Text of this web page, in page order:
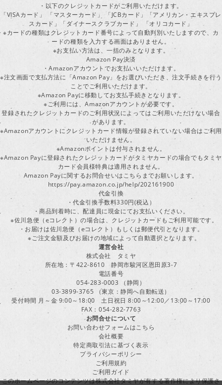
・以下のクレジットカードがご利用いただけます。
「VISAカード」 「マスターカード」 「JCBカード」「アメリカン・エキスプレ
スカード」「ダイナースクラブカード」 「オリコカード」
※カードの種類はクレジットカード番号によって自動判別いたしますので、カ
ードの種類を入力する画面はありません。
※お支払い方法は、一括のみとなります。
Amazon Pay決済
・Amazonアカウントでお支払いいただけます。
※注文画面で支払方法に「Amazon Pay」をお選びいただき、注文手続きを行う
ことでご利用いただけます。
※Amazon Payに移動してお支払手続きとなります。
※ご利用には、Amazonアカウントが必要です。
登録されたクレジットカードのご利用状況によってはご利用いただけない場合
があります。
※Amazonアカウントにクレジットカード情報が登録されていない場合はご利用
いただけません。
※Amazonポイントは付与されません。
※Amazon Payに登録されたクレジットカードがタミヤカードの場合でもタミヤ
カード会員様特典は適用されません。
Amazon Payに関するお問合せいはこちらまでお願いします。
https://pay.amazon.co.jp/help/202161900
代金引換
・代金引換手数料330円(税込）
・商品到着時に、配達員に現金にてお支払いください。
※佐川急便（eコレクト）の場合は、クレジットカードもご利用可能です。
・お届けは佐川急便（eコレクト）もしくは郵便代引となります。
※ご注文金額及びお届けの地域によって自動選択となります。
運営会社
株式会社 タミヤ
所在地：〒422-8610 静岡市駿河区恩田原3-7
電話番号
054-283-0003 （静岡）
03-3899-3765 （東京：静岡へ自動転送）
受付時間 月～金 9:00～18:00 土日祝日 8:00～12:00／13:00～17:00
FAX：054-282-7763
お問合せについて
お問い合わせフォームはこちら
会社概要
特定商取引法に基づく表示
プライバシーポリシー
ご利用規約
ご利用ガイド
このホームページのコンテンツは株式会社タミヤが有する著作権により保護さ